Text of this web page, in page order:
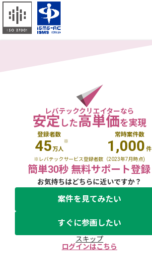
レバテッククリエイターなら
安定した高単価を実現
登録者数
45万人
※
常時案件数
1,000 件
※レバテックサービス登録者数（2023年7月時点)
簡単30秒 無料サポート登録
お気持ちはどちらに近いですか？
案件を見てみたい
すぐに参画したい
スキップ
ログインはこちら